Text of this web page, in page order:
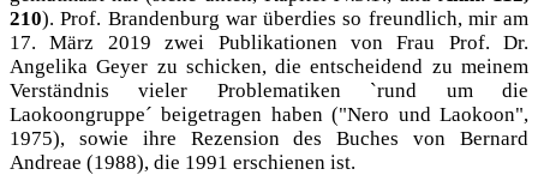
210). Prof. Brandenburg war überdies so freundlich, mir am
17. März 2019 zwei Publikationen von Frau Prof. Dr.
Angelika Geyer zu schicken, die entscheidend zu meinem
Verständnis vieler Problematiken `rund um die
Laokoongruppe´ beigetragen haben ("Nero und Laokoon",
1975), sowie ihre Rezension des Buches von Bernard
Andreae (1988), die 1991 erschienen ist.